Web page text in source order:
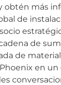
obtén más
de
de
de
en